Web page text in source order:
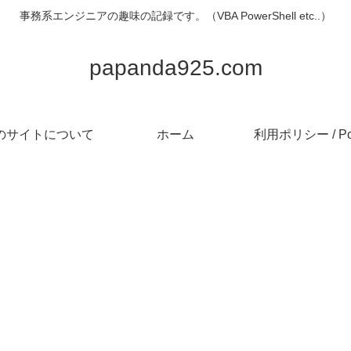
事務系エンジニアの趣味の記録です。（VBA PowerShell etc..）
papanda925.com
サイトについて ホーム 利用ポリシー /